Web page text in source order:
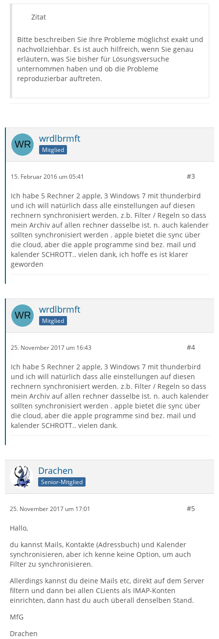
Zitat
Bitte beschreiben Sie Ihre Probleme möglichst exakt und
nachvollziehbar. Es ist auch hilfreich, wenn Sie genau
erläutern, was Sie bisher für Lösungsversuche
unternommen haben und ob die Probleme
reproduzierbar auftreten.
wrdlbrmft
Mitglied
15. Februar 2016 um 05:41 #3
Ich habe 5 Rechner 2 apple, 3 Windows 7 mit thunderbird
und ich will natürlich dass alle einstellungen auf diesen
rechnern synchronisiert werden. z.b. Filter / Regeln so dass
mein Archiv auf allen rechner dasselbe ist. n. auch kalender
sollten synchronisiert werden . apple bietet die sync über
die cloud, aber die apple programme sind bez. mail und
kalender SCHROTT.. vielen dank, ich hoffe es ist klarer
geworden
wrdlbrmft
Mitglied
25. November 2017 um 16:43 #4
Ich habe 5 Rechner 2 apple, 3 Windows 7 mit thunderbird
und ich will natürlich dass alle einstellungen auf diesen
rechnern synchronisiert werden. z.b. Filter / Regeln so dass
mein Archiv auf allen rechner dasselbe ist. n. auch kalender
sollten synchronisiert werden . apple bietet die sync über
die cloud, aber die apple programme sind bez. mail und
kalender SCHROTT.. vielen dank.
Drachen
Senior-Mitglied
25. November 2017 um 17:01 #5
Hallo,
du kannst Mails, Kontakte (Adressbuch) und Kalender
synchronisieren, aber ich kenne keine Option, um auch
Filter zu synchronisieren.
Allerdings kannst du deine Mails etc, direkt auf dem Server
filtern und dann bei allen CLients als IMAP-Konten
einrichten, dann hast du auch überall denselben Stand.
MfG
Drachen